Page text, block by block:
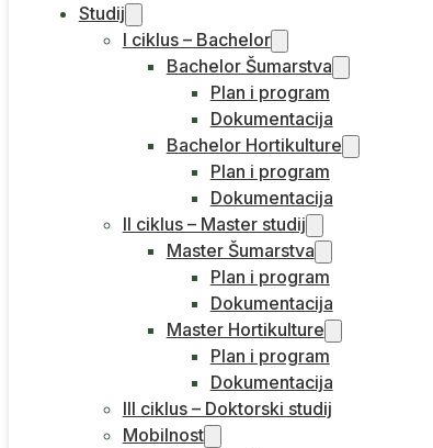
Studij
I ciklus – Bachelor
Bachelor Šumarstva
Plan i program
Dokumentacija
Bachelor Hortikulture
Plan i program
Dokumentacija
II ciklus – Master studij
Master Šumarstva
Plan i program
Dokumentacija
Master Hortikulture
Plan i program
Dokumentacija
III ciklus – Doktorski studij
Mobilnost